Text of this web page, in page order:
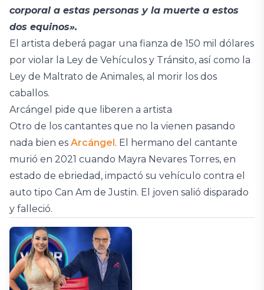
corporal a estas personas y la muerte a estos
dos equinos».
El artista deberá pagar una fianza de 150 mil dólares
por violar la Ley de Vehículos y Tránsito, así como la
Ley de Maltrato de Animales, al morir los dos
caballos.
Arcángel pide que liberen a artista
Otro de los cantantes que no la vienen pasando
nada bien es Arcángel. El hermano del cantante
murió en 2021 cuando Mayra Nevares Torres, en
estado de ebriedad, impactó su vehículo contra el
auto tipo Can Am de Justin. El joven salió disparado
y falleció.